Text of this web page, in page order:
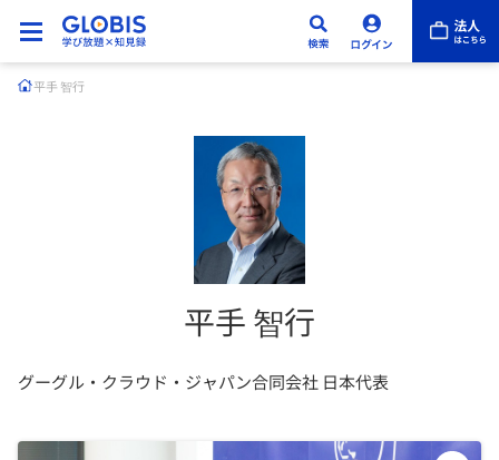
平手 智行
平手 智行
グーグル・クラウド・ジャパン合同会社 日本代表